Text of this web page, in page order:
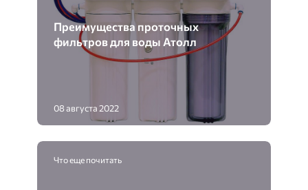
Преимущества проточных
фильтров для воды Атолл
08 августа 2022
Что еще почитать